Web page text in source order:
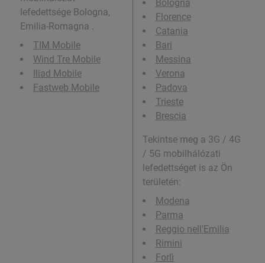
lefedettsége Bologna,
Emilia-Romagna .
TIM Mobile
Wind Tre Mobile
Iliad Mobile
Fastweb Mobile
Bologna
Florence
Catania
Bari
Messina
Verona
Padova
Trieste
Brescia
Tekintse meg a 3G / 4G
/ 5G mobilhálózati
lefedettséget is az Ön
területén:
Modena
Parma
Reggio nell'Emilia
Rimini
Forlì